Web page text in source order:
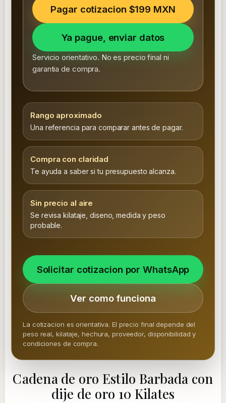
Pagar cotizacion $199 MXN
Ya pague, enviar datos
Servicio orientativo. No es precio final ni
garantia de compra.
Rango aproximado
Una referencia para comparar antes de pagar.
Compra con claridad
Te ayuda a saber si tu presupuesto alcanza.
Sin precio al aire
Se revisa kilataje, diseno, medida y peso
probable.
Solicitar cotizacion por WhatsApp
Ver como funciona
La cotizacion es orientativa. El precio final depende del
peso real, kilataje, hechura, proveedor, disponibilidad y
condiciones de compra.
Cadena de oro Estilo Barbada con
dije de oro 10 Kilates